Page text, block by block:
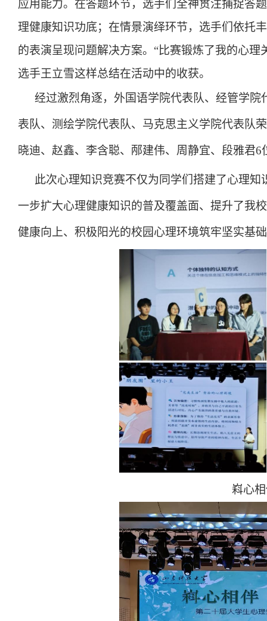
应用能力。在答题环节，选手们全神贯注捕捉答
理健康知识功底；在情景演绎环节，选手们依托
的表演呈现问题解决方案。“比赛锻炼了我的心
选手王立雪这样总结在活动中的收获。
经过激烈角逐，外国语学院代表队、经管学
表队、测绘学院代表队、马克思主义学院代表队
晓迪、赵鑫、李含聪、邴建伟、周静宜、段雅君
此次心理知识竞赛不仅为同学们搭建了心理
一步扩大心理健康知识的普及覆盖面、提升了我
健康向上、积极阳光的校园心理环境筑牢坚实基
嵙心